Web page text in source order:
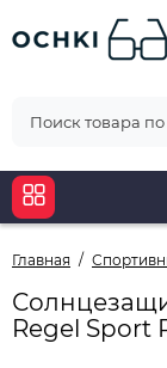
Главная
Regel Sport